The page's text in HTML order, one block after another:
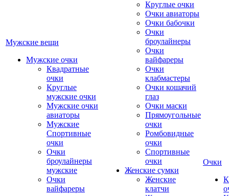
Мужские вещи
Мужские очки
Квадратные
очки
Круглые
мужские очки
Мужские очки
авиаторы
Мужские
Спортивные
очки
Очки
броулайнеры
мужские
Очки
вайфареры
Круглые очки
Очки авиаторы
Очки бабочки
Очки
броулайнеры
Очки
вайфареры
Очки
клабмастеры
Очки кошачий
глаз
Очки маски
Прямоугольные
очки
Ромбовидные
очки
Спортивные
очки
Женские сумки
Женские
клатчи
Очки